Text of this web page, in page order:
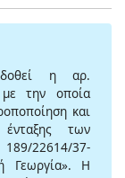
η αρ.
την οποία
και
των
22614/37-
Γεωργία». Η